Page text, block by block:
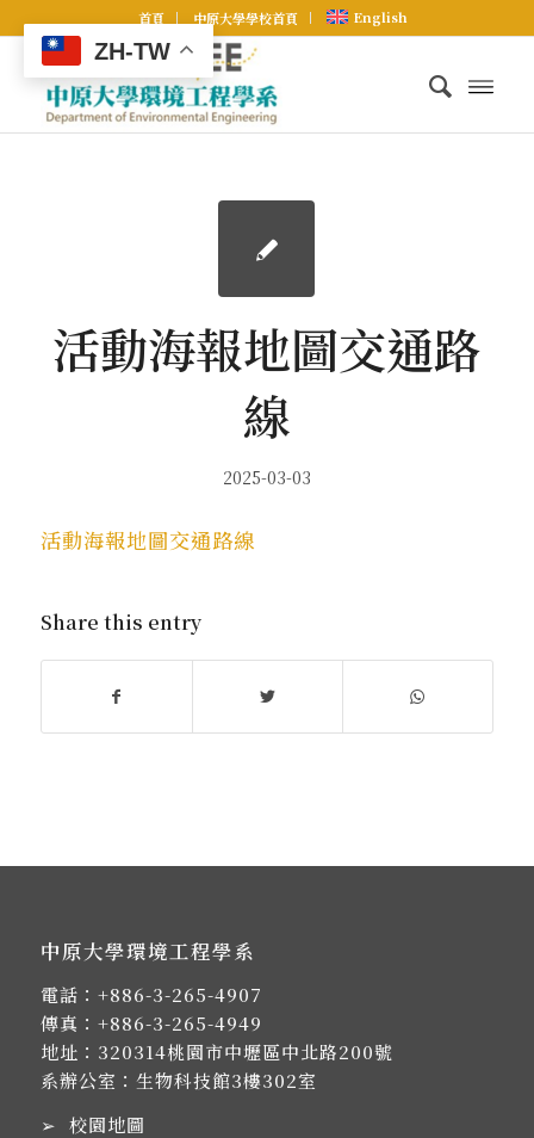
首頁 中原大學學校首頁 English
活動海報地圖交通路
線
2025-03-03
活動海報地圖交通路線
Share this entry
中原大學環境工程學系
電話： +886-3-265-4907
傳真：+886-3-265-4949
地址： 320314桃園市中壢區中北路200號
系辦公室：生物科技館3樓302室
➢ 校園地圖
ZH-TW